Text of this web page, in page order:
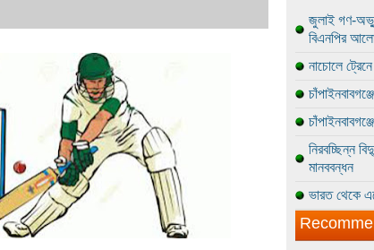
জুলাই গণ-
বিএনপির
নাচোলে
নিরবচ্ছিন্ন
মানববন্ধন
ভারত থেকে